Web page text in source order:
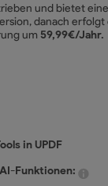
und bietet
danach erfolgt
um 59,99€/Jahr.
in UPDF
Funktionen: